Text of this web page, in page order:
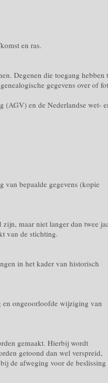
en ras.
Degenen die toegang hebben
gegevens over of
(AGV) en de Nederlandse wet-
van bepaalde gegevens (kopie
maar niet langer dan twee
van de stichting.
in het kader van historisch
en ongeoorloofde wijziging van
gemaakt. Hierbij wordt
getoond dan wel verspreid,
de afweging voor de beslissing